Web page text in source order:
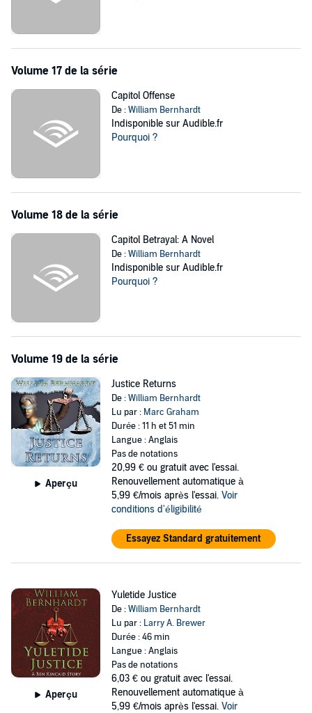
Volume 17 de la série
Capitol Offense
De :William Bernhardt
Indisponible sur Audible.fr
Pourquoi ?
Volume 18 de la série
Capitol Betrayal: A Novel
De :William Bernhardt
Indisponible sur Audible.fr
Pourquoi ?
Volume 19 de la série
Aperçu
Justice Returns
De :William Bernhardt
Lu par : Marc Graham
Durée : 11 h et 51 min
Langue : Anglais
Pas de notations
20,99 € ou gratuit avec l'essai.
Renouvellement automatique à
5,99 €/mois après l'essai. Voir
conditions d'éligibilité
Essayez Standard gratuitement
Aperçu
Yuletide Justice
De :William Bernhardt
Lu par : Larry A. Brewer
Durée : 46 min
Langue : Anglais
Pas de notations
6,03 € ou gratuit avec l'essai.
Renouvellement automatique à
5,99 €/mois après l'essai. Voir